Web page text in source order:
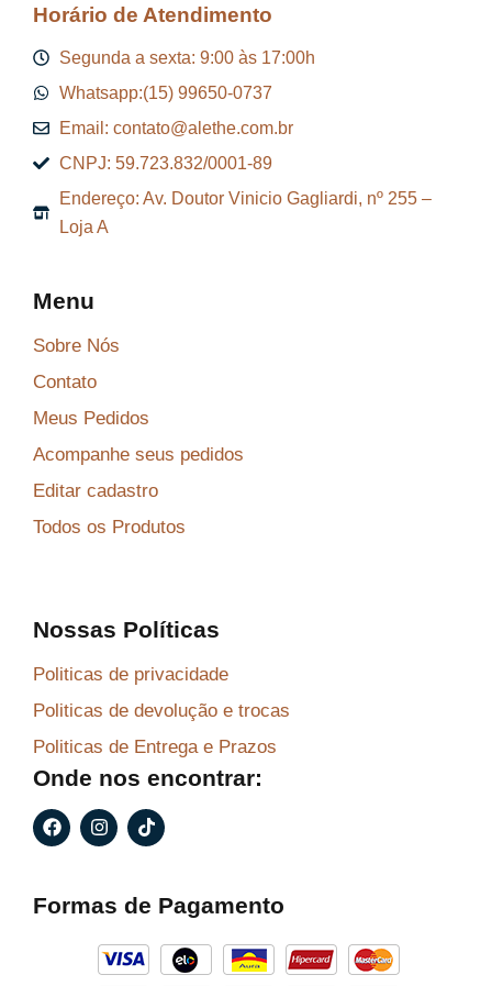
Horário de Atendimento
Segunda a sexta: 9:00 às 17:00h
Whatsapp:(15) 99650-0737
Email: contato@alethe.com.br
CNPJ: 59.723.832/0001-89
Endereço: Av. Doutor Vinicio Gagliardi, nº 255 –
Loja A
Menu
Sobre Nós
Contato
Meus Pedidos
Acompanhe seus pedidos
Editar cadastro
Todos os Produtos
Nossas Políticas
Politicas de privacidade
Politicas de devolução e trocas
Politicas de Entrega e Prazos
Onde nos encontrar:
F
a
c
o
I
n
s
g
a
m
T
i
k
k
Formas de Pagamento